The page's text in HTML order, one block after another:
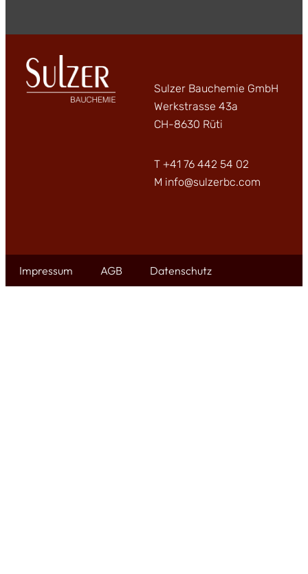
Sulzer Bauchemie GmbH
Werkstrasse 43a
CH-8630 Rüti
T +41 76 442 54 02
M info@sulzerbc.com
Impressum AGB Datenschutz